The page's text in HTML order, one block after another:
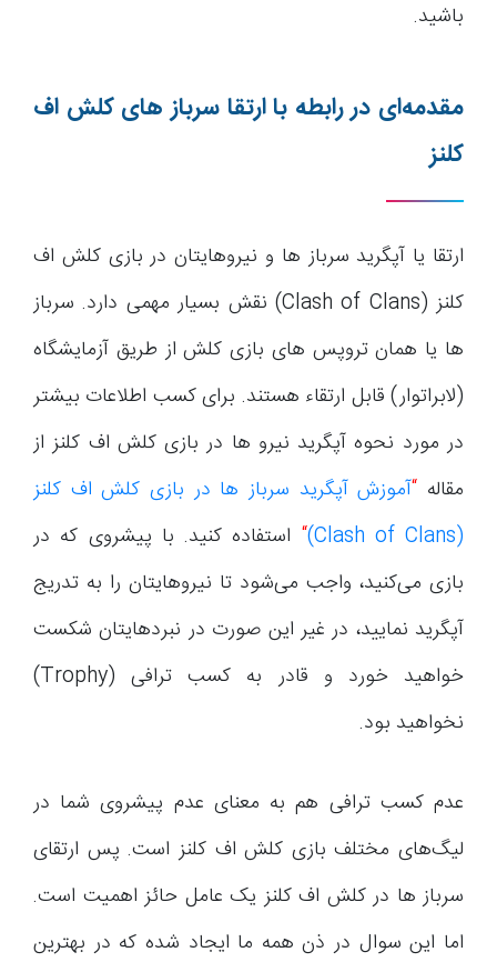
باشید.
مقدمه‌ای در رابطه با ارتقا سرباز های کلش اف
کلنز
ارتقا یا آپگرید سرباز ها و نیروهایتان در بازی کلش اف
کلنز (Clash of Clans) نقش بسیار مهمی دارد. سرباز
ها یا همان تروپس های بازی کلش از طریق آزمایشگاه
(لابراتوار) قابل ارتقاء هستند. برای کسب اطلاعات بیشتر
در مورد نحوه آپگرید نیرو ها در بازی کلش اف کلنز از
مقاله “آموزش آپگرید سرباز ها در بازی کلش اف کلنز
(Clash of Clans)
“ استفاده کنید. با پیشروی که در
بازی می‌کنید، واجب می‌شود تا نیروهایتان را به تدریج
آپگرید نمایید، در غیر این صورت در نبردهایتان شکست
خواهید خورد و قادر به کسب ترافی (Trophy)
نخواهید بود.
عدم کسب ترافی هم به معنای عدم پیشروی شما در
لیگ‌های مختلف بازی کلش اف کلنز است. پس ارتقای
سرباز ها در کلش اف کلنز یک عامل حائز اهمیت است.
اما این سوال در ذن همه ما ایجاد شده که در بهترین